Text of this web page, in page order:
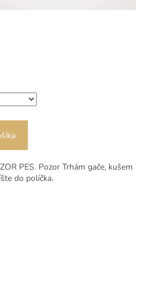
PES. Pozor Trhám gače, kušem
do políčka.